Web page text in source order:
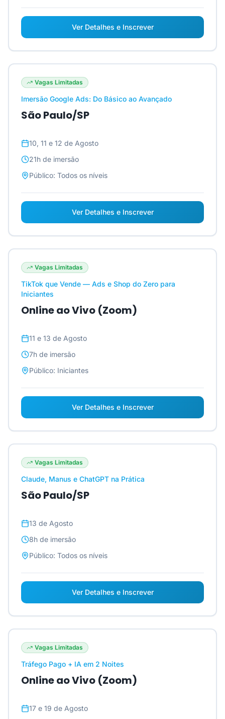
Ver Detalhes e Inscrever
Vagas Limitadas
Imersão Google Ads: Do Básico ao Avançado
São Paulo/SP
10, 11 e 12 de Agosto
21h de imersão
Público: Todos os níveis
Ver Detalhes e Inscrever
Vagas Limitadas
TikTok que Vende — Ads e Shop do Zero para
Iniciantes
Online ao Vivo (Zoom)
11 e 13 de Agosto
7h de imersão
Público: Iniciantes
Ver Detalhes e Inscrever
Vagas Limitadas
Claude, Manus e ChatGPT na Prática
São Paulo/SP
13 de Agosto
8h de imersão
Público: Todos os níveis
Ver Detalhes e Inscrever
Vagas Limitadas
Tráfego Pago + IA em 2 Noites
Online ao Vivo (Zoom)
17 e 19 de Agosto